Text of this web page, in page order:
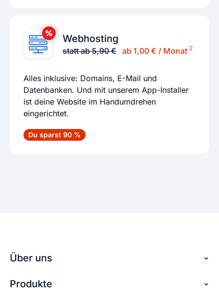
Webhosting
statt ab 5,90 € ab 1,00 € / Monat 2
Alles inklusive: Domains, E-Mail und
Datenbanken. Und mit unserem App-Installer
ist deine Website im Handumdrehen
eingerichtet.
Du sparst 90 %
Über uns
Über checkdomain
Produkte